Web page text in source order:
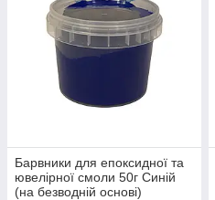
Барвники для епоксидної та
ювелірної смоли 50г Синій
(на безводній основі)